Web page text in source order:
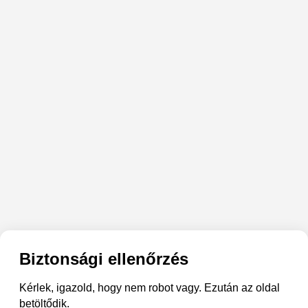
Biztonsági ellenőrzés
Kérlek, igazold, hogy nem robot vagy. Ezután az oldal
betöltődik.